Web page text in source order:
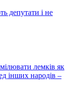
депутати і не
лемків як
інших народів –